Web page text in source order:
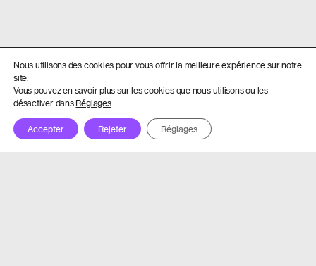
Nous utilisons des cookies pour vous offrir la meilleure expérience sur notre
site.
Vous pouvez en savoir plus sur les cookies que nous utilisons ou les
désactiver dans Réglages.
Accepter Rejeter Réglages